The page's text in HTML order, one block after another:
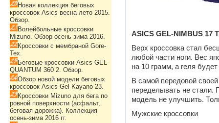
ASICS GEL-NIMBUS 17
Верх кроссовка стал
любой части ноги. Вес
на 10 грамм, а геля
В самой передовой
переделывать не
модель не улучшить.
Мужские кроссовки
Новая коллекция беговых
кроссовок Asics весна-лето 2015.
Обзор.
Волейбольные кроссовки
Mizuno. Обзор осень-зима 2016.
Кроссовки с мембраной Gore-
Tex.
Беговые кроссовки Asics GEL-
QUANTUM 360 2. Обзор.
Обзор новой модели беговых
кроссовок Asics Gel-Kayano 23.
Кроссовки Mizuno для бега по
ровной поверхности (асфальт,
беговая дорожка). Коллекция
осень-зима 2016 гг.